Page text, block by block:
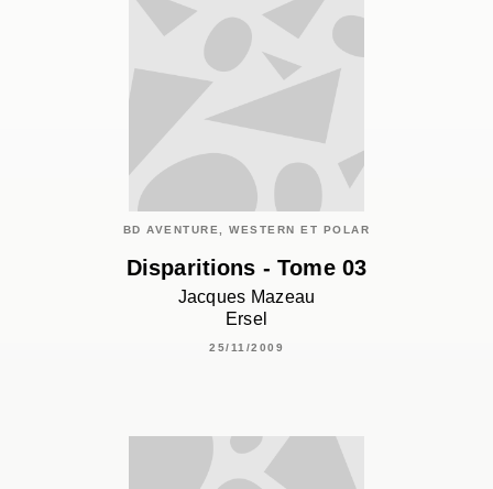
BD AVENTURE, WESTERN ET POLAR
Disparitions - Tome 03
Jacques Mazeau
Ersel
25/11/2009